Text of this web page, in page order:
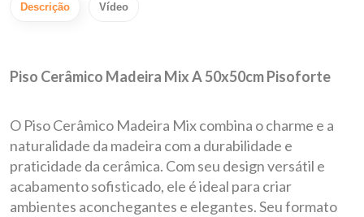
Descrição Vídeo
Piso Cerâmico Madeira Mix A 50x50cm Pisoforte
O Piso Cerâmico Madeira Mix combina o charme e a
naturalidade da madeira com a durabilidade e
praticidade da cerâmica. Com seu design versátil e
acabamento sofisticado, ele é ideal para criar
ambientes aconchegantes e elegantes. Seu formato